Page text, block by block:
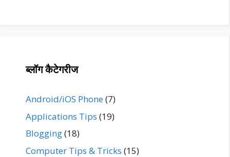
ब्लॉग कैटेगरीज
Android/iOS Phone(7)
Applications Tips (19)
Blogging(18)
Computer Tips & Tricks (15)